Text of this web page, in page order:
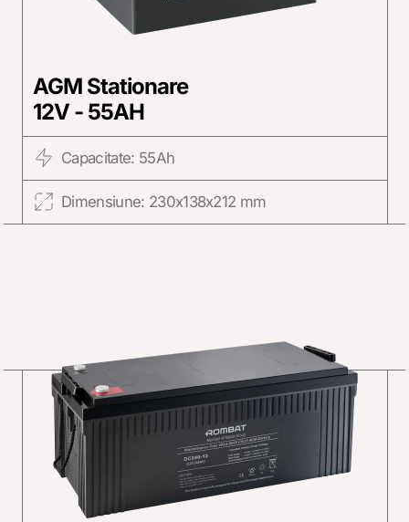
AGM Stationare
12V - 55AH
Capacitate: 55Ah
Dimensiune: 230x138x212 mm